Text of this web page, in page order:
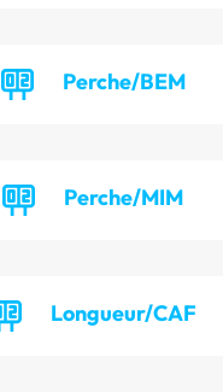
Perche/BEM
Perche/MIM
Longueur/CAF